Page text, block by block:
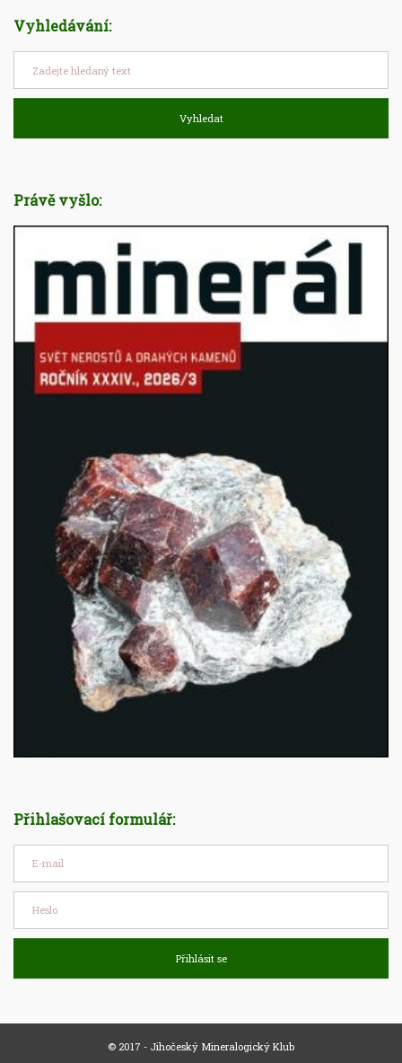
Vyhledávání:
Vyhledat
Právě vyšlo:
Přihlašovací formulář:
Přihlásit se
© 2017 - Jihočeský Mineralogický Klub